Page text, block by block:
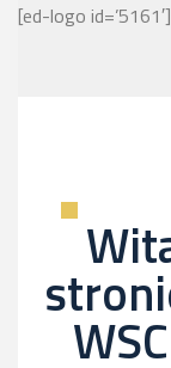
[ed-logo id=’5161′]
WSC